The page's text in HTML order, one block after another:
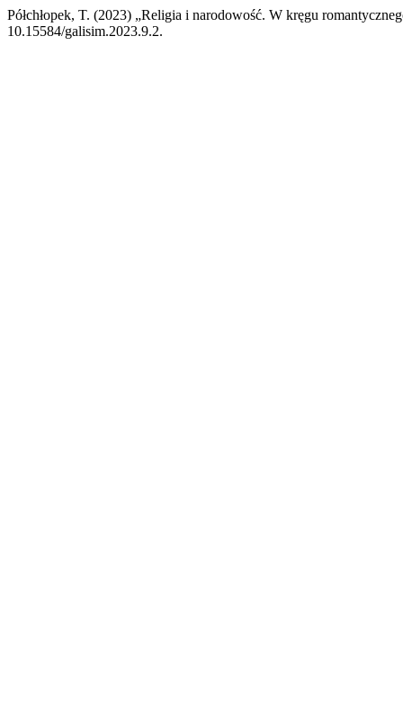
Półchłopek, T. (2023) „Religia i narodowość. W kręgu
10.15584/galisim.2023.9.2.